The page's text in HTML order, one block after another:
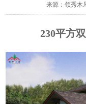
来源：领秀木
230平方